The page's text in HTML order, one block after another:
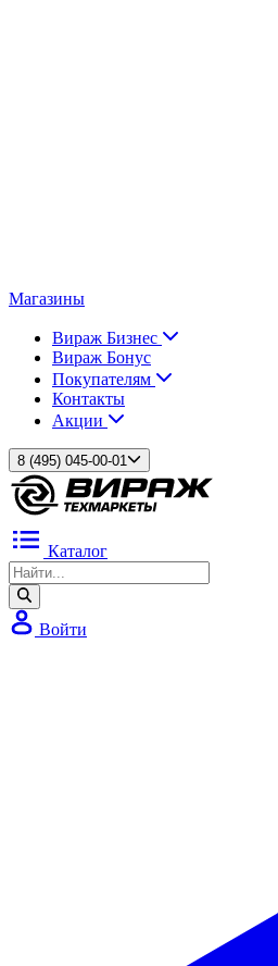
Магазины
Вираж Бизнес
Вираж Бонус
Покупателям
Контакты
Акции
8 (495) 045-00-01
Каталог
Войти